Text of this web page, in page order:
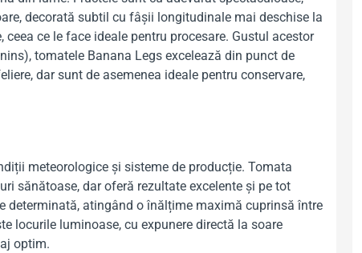
decorată subtil cu fâșii longitudinale mai deschise la
ce le face ideale pentru procesare. Gustul acestor
tomatele Banana Legs excelează din punct de
dar sunt de asemenea ideale pentru conservare,
meteorologice și sisteme de producție. Tomata
sănătoase, dar oferă rezultate excelente și pe tot
determinată, atingând o înălțime maximă cuprinsă între
locurile luminoase, cu expunere directă la soare
optim.